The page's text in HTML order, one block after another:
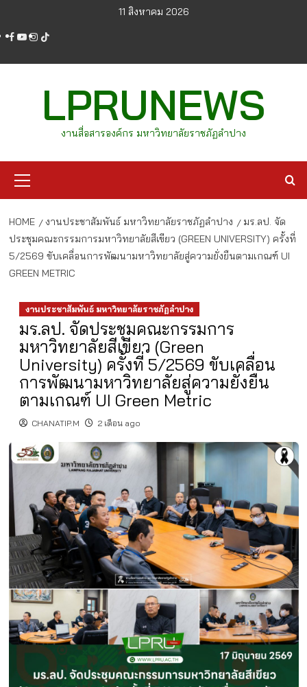
content
11 สิงหาคม 2026
facebook
youtube
instagram
tiktok
LPRUNEWS
งานสื่อสารองค์กร มหาวิทยาลัยราชภัฏลำปาง
Menu
HOME งานประชาสัมพันธ์ มหาวิทยาลัยราชภัฏลำปาง
มร.ลป. จัด
ประชุมคณะกรรมการมหาวิทยาลัยสีเขียว (GREEN UNIVERSITY) ครั้งที่
5/2569 ขับเคลื่อนการพัฒนามหาวิทยาลัยสู่ความยั่งยืนตามเกณฑ์ UI
GREEN METRIC
งานประชาสัมพันธ์ มหาวิทยาลัยราชภัฏลำปาง
มร.ลป. จัดประชุมคณะกรรมการ
มหาวิทยาลัยสีเขียว (Green
University) ครั้งที่ 5/2569 ขับเคลื่อน
การพัฒนามหาวิทยาลัยสู่ความยั่งยืน
ตามเกณฑ์ UI Green Metric
CHANATIP.M 2 เดือน ago